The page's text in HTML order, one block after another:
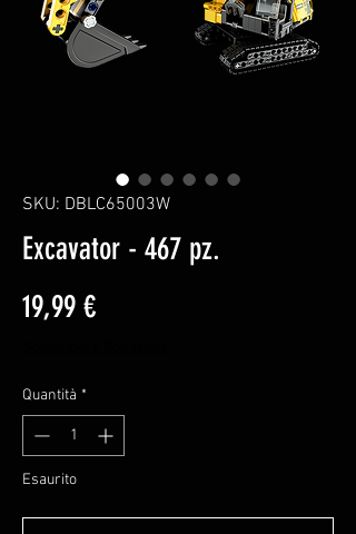
SKU: DBLC65003W
Excavator - 467 pz.
19,99 €Prezzo
Quantità *
Esaurito